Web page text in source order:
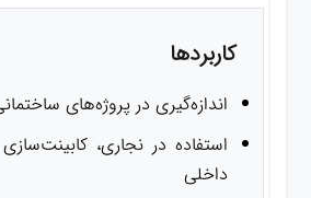
کاربردها
اندازه‌گیری در پروژه‌های
استفاده در نجاری،
داخلی